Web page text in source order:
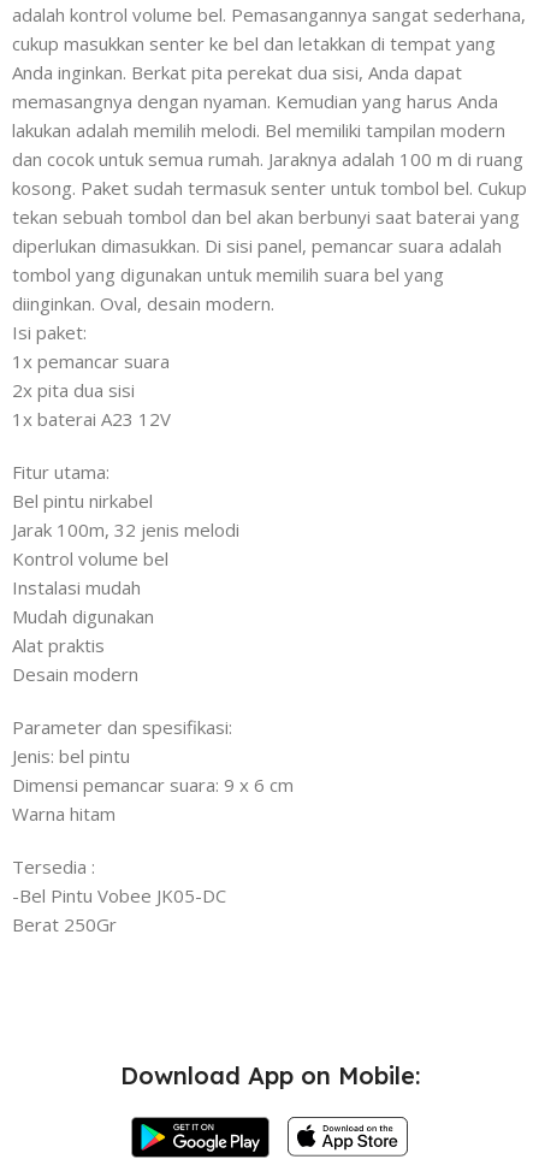
adalah kontrol volume bel. Pemasangannya sangat sederhana,
cukup masukkan senter ke bel dan letakkan di tempat yang
Anda inginkan. Berkat pita perekat dua sisi, Anda dapat
memasangnya dengan nyaman. Kemudian yang harus Anda
lakukan adalah memilih melodi. Bel memiliki tampilan modern
dan cocok untuk semua rumah. Jaraknya adalah 100 m di ruang
kosong. Paket sudah termasuk senter untuk tombol bel. Cukup
tekan sebuah tombol dan bel akan berbunyi saat baterai yang
diperlukan dimasukkan. Di sisi panel, pemancar suara adalah
tombol yang digunakan untuk memilih suara bel yang
diinginkan. Oval, desain modern.
Isi paket:
1x pemancar suara
2x pita dua sisi
1x baterai A23 12V
Fitur utama:
Bel pintu nirkabel
Jarak 100m, 32 jenis melodi
Kontrol volume bel
Instalasi mudah
Mudah digunakan
Alat praktis
Desain modern
Parameter dan spesifikasi:
Jenis: bel pintu
Dimensi pemancar suara: 9 x 6 cm
Warna hitam
Tersedia :
-Bel Pintu Vobee JK05-DC
Berat 250Gr
Download App on Mobile: